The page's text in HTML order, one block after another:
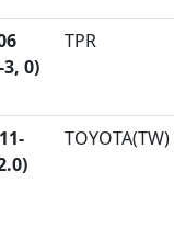
0)
TPR
TOYOTA(TW)